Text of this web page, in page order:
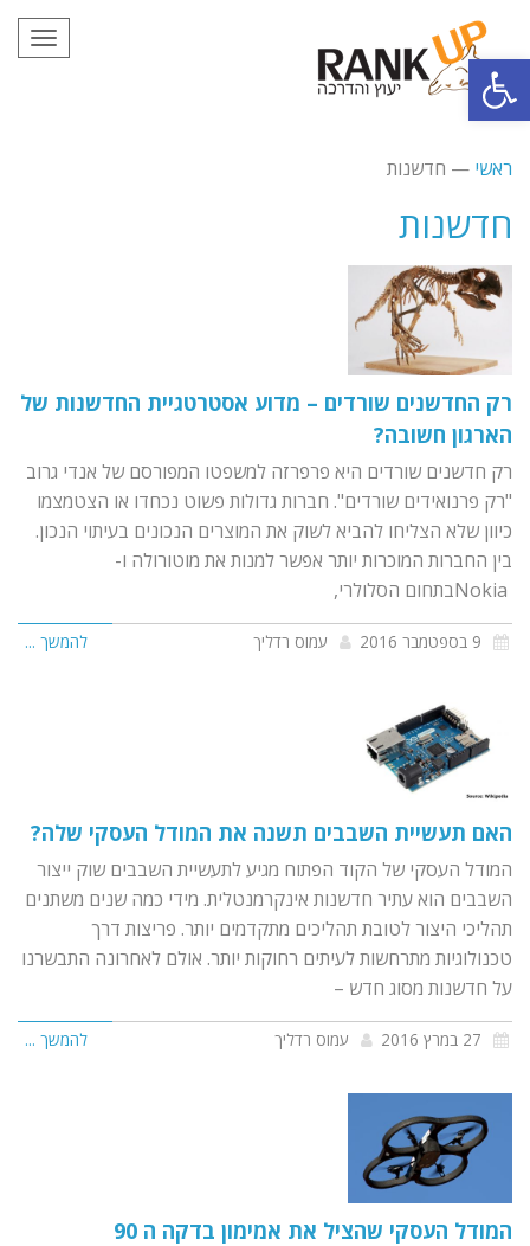
פתח סרגל נגישות
ראשי — חדשנות
חדשנות
רק החדשנים שורדים – מדוע אסטרטגיית החדשנות של
הארגון חשובה?
רק חדשנים שורדים היא פרפרזה למשפטו המפורסם של אנדי גרוב
"רק פרנואידים שורדים". חברות גדולות פשוט נכחדו או הצטמצמו
כיוון שלא הצליחו להביא לשוק את המוצרים הנכונים בעיתוי הנכון.
בין החברות המוכרות יותר אפשר למנות את מוטורולה ו-
עמוס רדליך להמשך ...
האם תעשיית השבבים תשנה את המודל העסקי שלה?
המודל העסקי של הקוד הפתוח מגיע לתעשיית השבבים שוק ייצור
השבבים הוא עתיר חדשנות אינקרמנטלית. מידי כמה שנים משתנים
תהליכי היצור לטובת תהליכים מתקדמים יותר. פריצות דרך
טכנולוגיות מתרחשות לעיתים רחוקות יותר. אולם לאחרונה התבשרנו
על חדשנות מסוג חדש –
עמוס רדליך להמשך ...
המודל העסקי שהציל את אמימון בדקה ה 90